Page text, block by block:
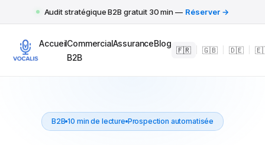
Audit stratégique B2B gratuit 30 min — Réserver →
AccueilCommercial
B2B
AssuranceBlog
🇫🇷 🇬🇧 🇩🇪
B2B 10 min de lecture Prospection automatisée